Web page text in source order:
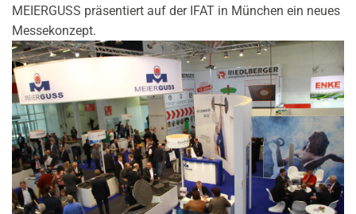
MEIERGUSS präsentiert auf der IFAT in München ein neues
Messekonzept.